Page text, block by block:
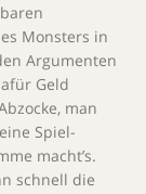
Monsters in
Argumenten
Geld
man
Spiel-
macht’s.
schnell die